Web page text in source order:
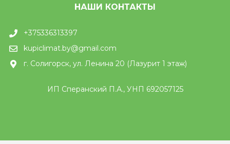
НАШИ КОНТАКТЫ
+375336313397
kupiclimat.by@gmail.com
г. Солигорск, ул. Ленина 20 (Лазурит 1 этаж)
ИП Сперанский П.А., УНП 692057125